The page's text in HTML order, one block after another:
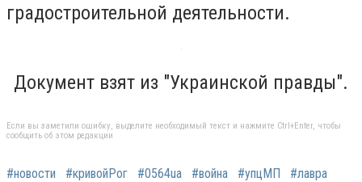
градостроительной деятельности.
Документ взят из "Украинской правды".
Если вы заметили ошибку, выделите необходимый текст и нажмите Ctrl+Enter, чтобы
сообщить об этом редакции
#новости #кривойРог #0564ua #война #упцМП #лавра